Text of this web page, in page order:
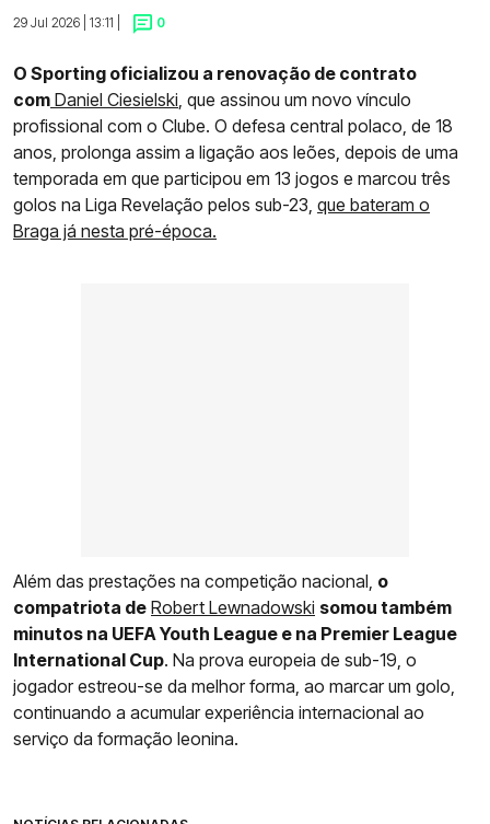
29 Jul 2026 | 13:11 |
0
O Sporting oficializou a renovação de contrato
com Daniel Ciesielski , que assinou um novo vínculo
profissional com o Clube. O defesa central polaco, de 18
anos, prolonga assim a ligação aos leões, depois de uma
temporada em que participou em 13 jogos e marcou três
golos na Liga Revelação pelos sub-23, que bateram o
Braga já nesta pré-época.
Além das prestações na competição nacional, o
compatriota de Robert Lewnadowski somou também
minutos na UEFA Youth League e na Premier League
International Cup. Na prova europeia de sub-19, o
jogador estreou-se da melhor forma, ao marcar um golo,
continuando a acumular experiência internacional ao
serviço da formação leonina.